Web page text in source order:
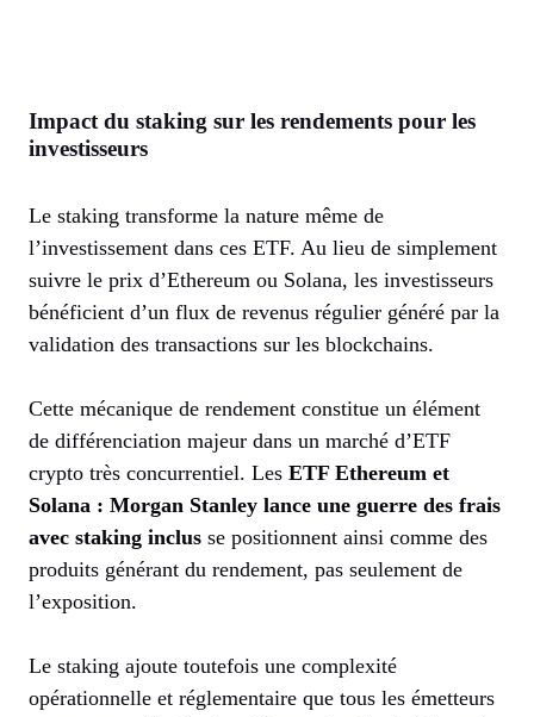
Impact du staking sur les rendements pour les
investisseurs
Le staking transforme la nature même de
l’investissement dans ces ETF. Au lieu de simplement
suivre le prix d’Ethereum ou Solana, les investisseurs
bénéficient d’un flux de revenus régulier généré par la
validation des transactions sur les blockchains.
Cette mécanique de rendement constitue un élément
de différenciation majeur dans un marché d’ETF
crypto très concurrentiel. Les ETF Ethereum et
Solana : Morgan Stanley lance une guerre des frais
avec staking inclus se positionnent ainsi comme des
produits générant du rendement, pas seulement de
l’exposition.
Le staking ajoute toutefois une complexité
opérationnelle et réglementaire que tous les émetteurs